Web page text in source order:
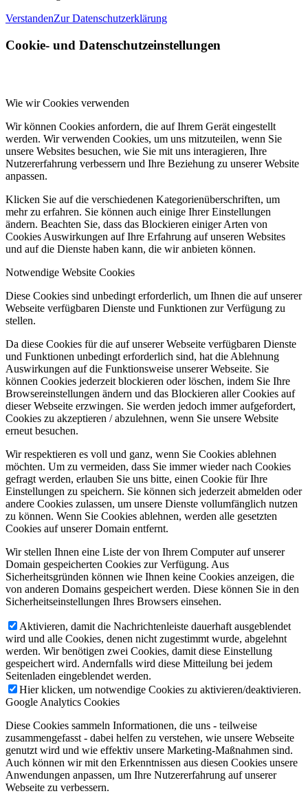
VerstandenZur Datenschutzerklärung
Cookie- und Datenschutzeinstellungen
Wie wir Cookies verwenden
Wir können Cookies anfordern, die auf Ihrem Gerät eingestellt
werden. Wir verwenden Cookies, um uns mitzuteilen, wenn Sie
unsere Websites besuchen, wie Sie mit uns interagieren, Ihre
Nutzererfahrung verbessern und Ihre Beziehung zu unserer Website
anpassen.
Klicken Sie auf die verschiedenen Kategorienüberschriften, um
mehr zu erfahren. Sie können auch einige Ihrer Einstellungen
ändern. Beachten Sie, dass das Blockieren einiger Arten von
Cookies Auswirkungen auf Ihre Erfahrung auf unseren Websites
und auf die Dienste haben kann, die wir anbieten können.
Notwendige Website Cookies
Diese Cookies sind unbedingt erforderlich, um Ihnen die auf unserer
Webseite verfügbaren Dienste und Funktionen zur Verfügung zu
stellen.
Da diese Cookies für die auf unserer Webseite verfügbaren Dienste
und Funktionen unbedingt erforderlich sind, hat die Ablehnung
Auswirkungen auf die Funktionsweise unserer Webseite. Sie
können Cookies jederzeit blockieren oder löschen, indem Sie Ihre
Browsereinstellungen ändern und das Blockieren aller Cookies auf
dieser Webseite erzwingen. Sie werden jedoch immer aufgefordert,
Cookies zu akzeptieren / abzulehnen, wenn Sie unsere Website
erneut besuchen.
Wir respektieren es voll und ganz, wenn Sie Cookies ablehnen
möchten. Um zu vermeiden, dass Sie immer wieder nach Cookies
gefragt werden, erlauben Sie uns bitte, einen Cookie für Ihre
Einstellungen zu speichern. Sie können sich jederzeit abmelden oder
andere Cookies zulassen, um unsere Dienste vollumfänglich nutzen
zu können. Wenn Sie Cookies ablehnen, werden alle gesetzten
Cookies auf unserer Domain entfernt.
Wir stellen Ihnen eine Liste der von Ihrem Computer auf unserer
Domain gespeicherten Cookies zur Verfügung. Aus
Sicherheitsgründen können wie Ihnen keine Cookies anzeigen, die
von anderen Domains gespeichert werden. Diese können Sie in den
Sicherheitseinstellungen Ihres Browsers einsehen.
Aktivieren, damit die Nachrichtenleiste dauerhaft ausgeblendet
wird und alle Cookies, denen nicht zugestimmt wurde, abgelehnt
werden. Wir benötigen zwei Cookies, damit diese Einstellung
gespeichert wird. Andernfalls wird diese Mitteilung bei jedem
Seitenladen eingeblendet werden.
Hier klicken, um notwendige Cookies zu aktivieren/deaktivieren.
Google Analytics Cookies
Diese Cookies sammeln Informationen, die uns - teilweise
zusammengefasst - dabei helfen zu verstehen, wie unsere Webseite
genutzt wird und wie effektiv unsere Marketing-Maßnahmen sind.
Auch können wir mit den Erkenntnissen aus diesen Cookies unsere
Anwendungen anpassen, um Ihre Nutzererfahrung auf unserer
Webseite zu verbessern.